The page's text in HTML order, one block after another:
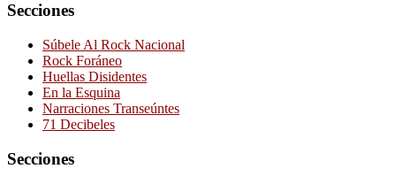
Secciones
Súbele Al Rock Nacional
Rock Foráneo
Huellas Disidentes
En la Esquina
Narraciones Transeúntes
71 Decibeles
Secciones